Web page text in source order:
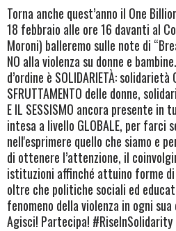
Torna anche quest’anno il One
18 febbraio alle ore 16 davanti al
Moroni) balleremo sulle note di
NO alla violenza su donne e
d’ordine è SOLIDARIETÀ: solidarietà
SFRUTTAMENTO delle donne,
E IL SESSISMO ancora presente
intesa a livello GLOBALE, per farci
nell'esprimere quello che siamo e
di ottenere l’attenzione, il
istituzioni affinché attuino forme
oltre che politiche sociali ed
fenomeno della violenza in ogni
Agisci! Partecipa!